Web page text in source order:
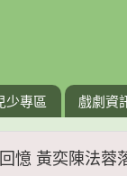
少專區 戲劇資
憶 黃奕陳法蓉